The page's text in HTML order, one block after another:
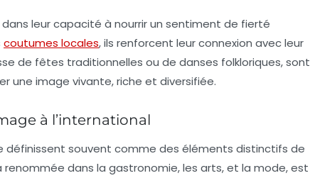
leur capacité à nourrir un sentiment de fierté
coutumes locales, ils renforcent leur connexion avec leur
de fêtes traditionnelles ou de danses folkloriques, sont
une image vivante, riche et diversifiée.
à l’international
définissent souvent comme des éléments distinctifs de
renommée dans la gastronomie, les arts, et la mode, est